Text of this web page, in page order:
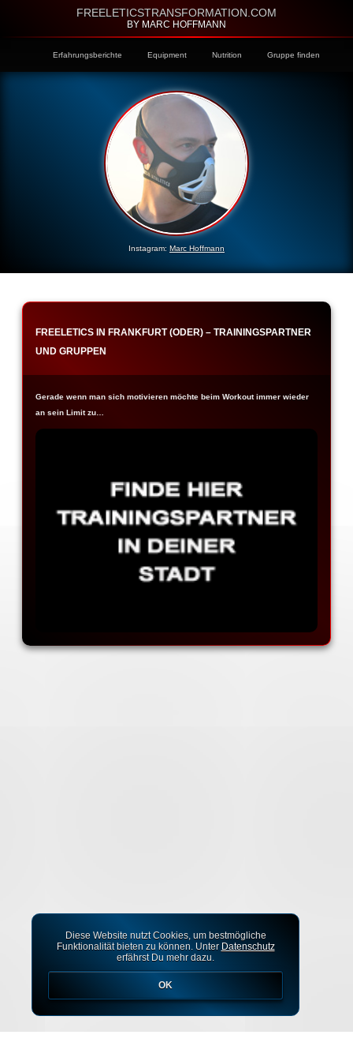
FREELETICSTRANSFORMATION.COM
BY MARC HOFFMANN
Erfahrungsberichte Equipment Nutrition Gruppe finden
Instagram: Marc Hoffmann
FREELETICS IN FRANKFURT (ODER) – TRAININGSPARTNER
UND GRUPPEN
Gerade wenn man sich motivieren möchte beim Workout immer wieder
an sein Limit zu…
Diese Website nutzt Cookies, um bestmögliche
Funktionalität bieten zu können. Unter Datenschutz
erfährst Du mehr dazu.
OK